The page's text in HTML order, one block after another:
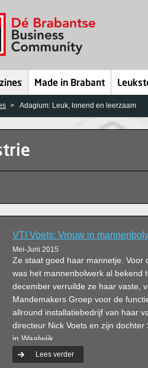
Made in Brabant
Adagium: Leuk, lonend en leerzaam
VTI Voets: Vrouw in
Mei-Juni 2015
Ze staat goed haar mannetje. Voor
was het mannenbolwerk al bekend
december verruilde ze haar vaste,
Mandemakers Groep voor de
allround installatiebedrijf van haar
directeur Nick Voets en zijn
in Waalwijk.
Lees verder